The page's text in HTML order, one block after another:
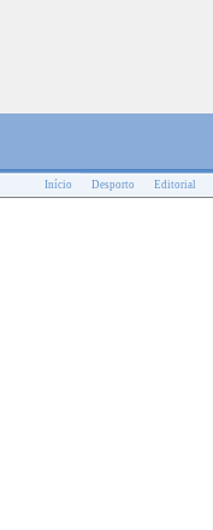
Início Desporto Editorial